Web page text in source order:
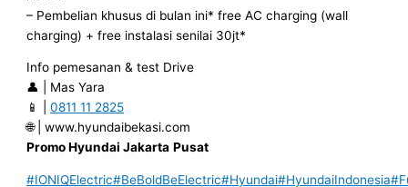
– Pembelian khusus di bulan ini* free AC charging (wall
charging) + free instalasi senilai 30jt*
Info pemesanan & test Drive
👤 | Mas Yara
📱 |0811 11 2825
🌐 | www.hyundaibekasi.com
Promo Hyundai Jakarta Pusat
#IONIQElectric#BeBoldBeElectric#Hyundai#HyundaiIndonesia